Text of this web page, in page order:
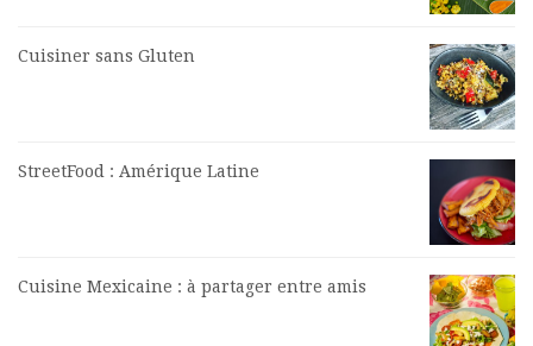
Cuisiner sans Gluten
StreetFood : Amérique Latine
Cuisine Mexicaine : à partager entre amis